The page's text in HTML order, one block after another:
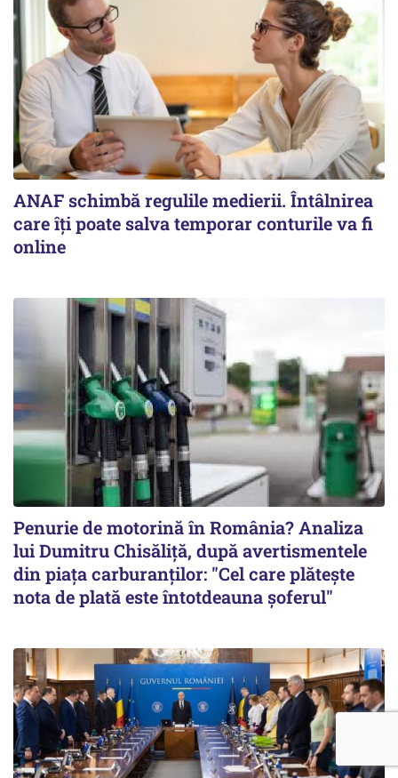
ANAF schimbă regulile medierii. Întâlnirea
care îți poate salva temporar conturile va fi
online
Penurie de motorină în România? Analiza
lui Dumitru Chisăliță, după avertismentele
din piața carburanților: "Cel care plătește
nota de plată este întotdeauna șoferul"